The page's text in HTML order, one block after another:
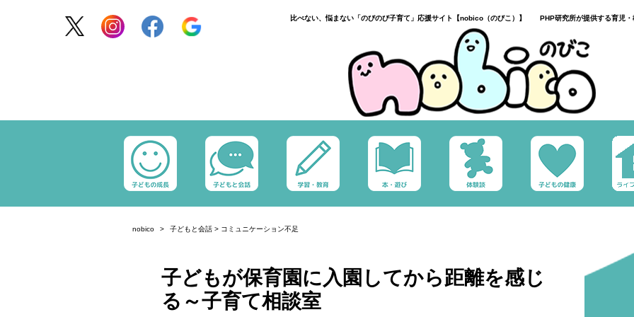
比べない、悩まない「のびのび子育て」応援サイト【nobico（のびこ）】 PHP研究所が提供する育児・
nobico 子どもと会話 > コミュニケーション不足
子どもが保育園に入園してから距離を感じ
る～子育て相談室